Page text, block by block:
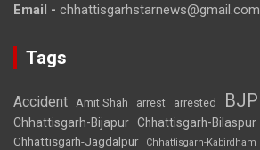
Email - chhattisgarhstarnews@gmail.com
Tags
Accident Amit Shah arrest arrested BJP
Chhattisgarh-Bijapur Chhattisgarh-Bilaspur
Chhattisgarh-Jagdalpur Chhattisgarh-Kabirdham